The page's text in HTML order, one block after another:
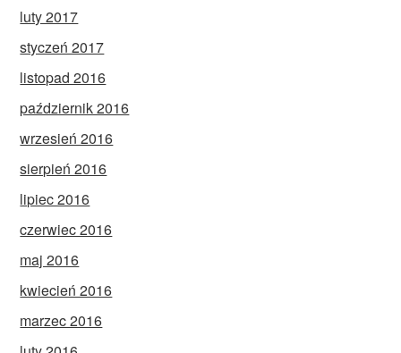
luty 2017
styczeń 2017
listopad 2016
październik 2016
wrzesień 2016
sierpień 2016
lipiec 2016
czerwiec 2016
maj 2016
kwiecień 2016
marzec 2016